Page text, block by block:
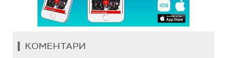
КОМЕНТАРИ